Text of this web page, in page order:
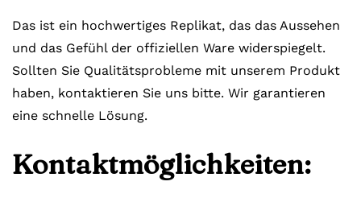
Das ist ein hochwertiges Replikat, das das Aussehen
und das Gefühl der offiziellen Ware widerspiegelt.
Sollten Sie Qualitätsprobleme mit unserem Produkt
haben, kontaktieren Sie uns bitte. Wir garantieren
eine schnelle Lösung.
Kontaktmöglichkeiten: